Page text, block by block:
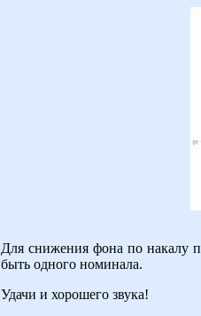
Для снижения фона по накалу
быть одного номинала.
Удачи и хорошего звука!